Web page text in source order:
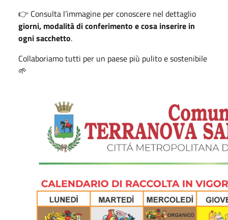
👉 Consulta l’immagine per conoscere nel dettaglio
giorni, modalità di conferimento e cosa inserire in
ogni sacchetto.
Collaboriamo tutti per un paese più pulito e sostenibile
🌱